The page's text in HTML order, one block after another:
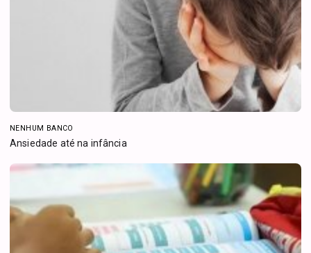
NENHUM BANCO
Ansiedade até na infância